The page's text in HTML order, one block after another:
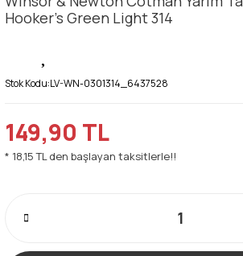
Hooker's Green Light 314
Stok Kodu:LV-WN-0301314_6437528
149,90 TL
* 18,15 TL den başlayan taksitlerle!!